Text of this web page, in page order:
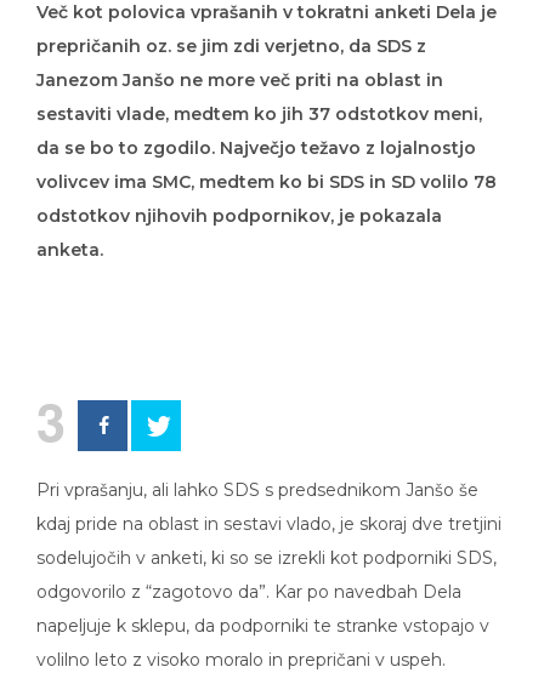
Več kot polovica vprašanih v tokratni anketi Dela je
prepričanih oz. se jim zdi verjetno, da SDS z
Janezom Janšo ne more več priti na oblast in
sestaviti vlade, medtem ko jih 37 odstotkov meni,
da se bo to zgodilo. Največjo težavo z lojalnostjo
volivcev ima SMC, medtem ko bi SDS in SD volilo 78
odstotkov njihovih podpornikov, je pokazala
anketa.
3
Pri vprašanju, ali lahko SDS s predsednikom Janšo še
kdaj pride na oblast in sestavi vlado, je skoraj dve tretjini
sodelujočih v anketi, ki so se izrekli kot podporniki SDS,
odgovorilo z “zagotovo da”. Kar po navedbah Dela
napeljuje k sklepu, da podporniki te stranke vstopajo v
volilno leto z visoko moralo in prepričani v uspeh.